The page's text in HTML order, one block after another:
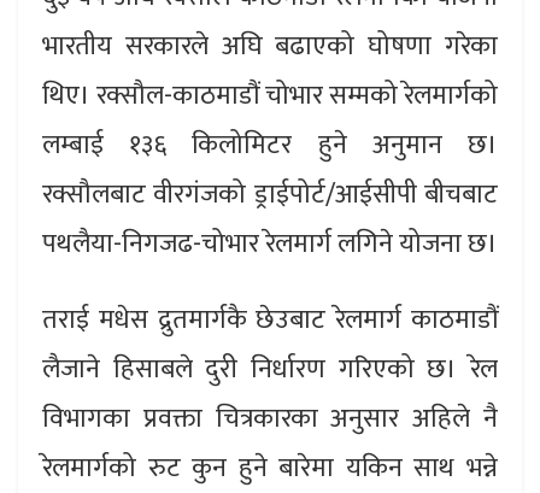
भारतीय सरकारले अघि बढाएको घोषणा गरेका
थिए। रक्सौल-काठमाडौं चोभार सम्मको रेलमार्गको
लम्बाई १३६ किलोमिटर हुने अनुमान छ।
रक्सौलबाट वीरगंजको ड्राईपोर्ट/आईसीपी बीचबाट
पथलैया-निगजढ-चोभार रेलमार्ग लगिने योजना छ।
तराई मधेस द्रुतमार्गकै छेउबाट रेलमार्ग काठमाडौं
लैजाने हिसाबले दुरी निर्धारण गरिएको छ। रेल
विभागका प्रवक्ता चित्रकारका अनुसार अहिले नै
रेलमार्गको रुट कुन हुने बारेमा यकिन साथ भन्ने